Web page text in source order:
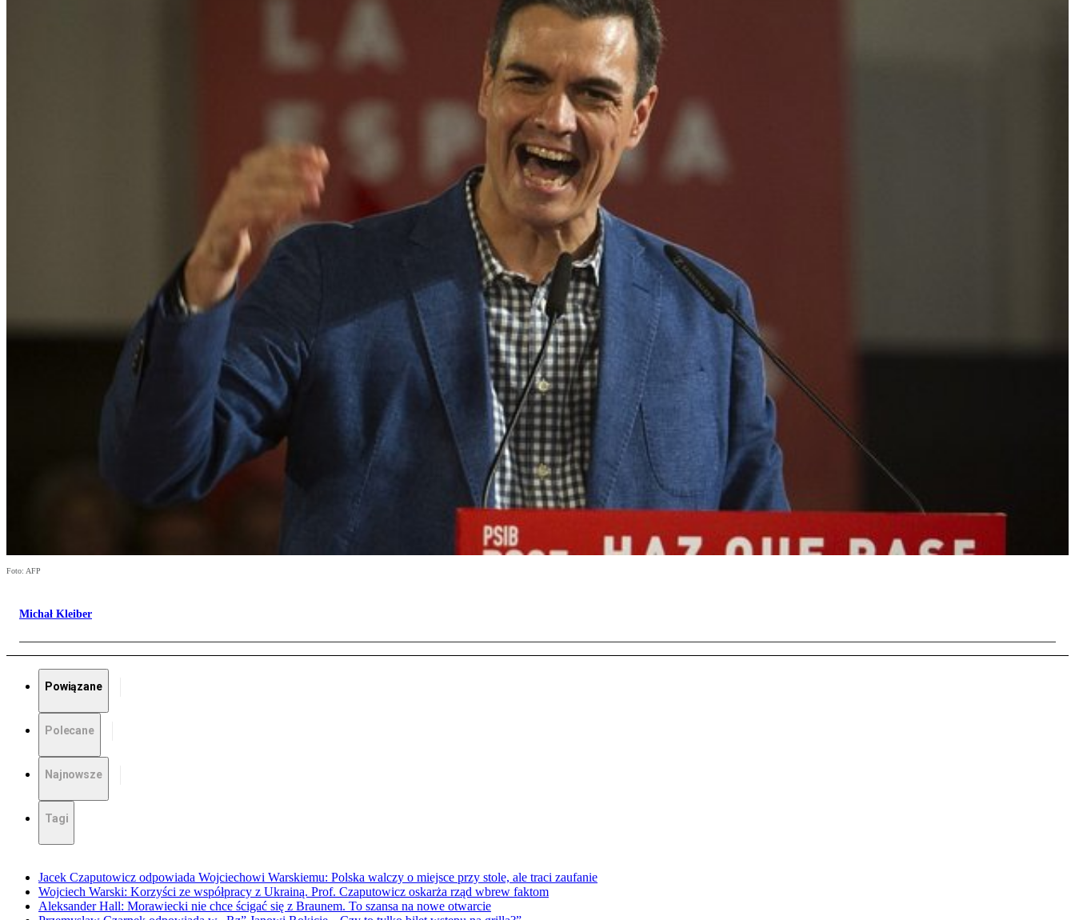
Foto: AFP
Michał Kleiber
Powiązane
Polecane
Najnowsze
Tagi
Jacek Czaputowicz odpowiada Wojciechowi Warskiemu: Polska walczy o miejsce przy stole, ale traci zaufanie
Wojciech Warski: Korzyści ze współpracy z Ukrainą. Prof. Czaputowicz oskarża rząd wbrew faktom
Aleksander Hall: Morawiecki nie chce ścigać się z Braunem. To szansa na nowe otwarcie